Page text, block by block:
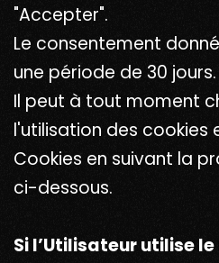
"Accepter".
Le consentement
une période de 30 jours.
Il peut à tout moment
l'utilisation des cookies
Cookies en suivant la
ci-dessous.
Si l’Utilisateur utilise